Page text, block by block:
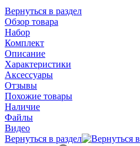
Вернуться в раздел
Обзор товара
Набор
Комплект
Описание
Характеристики
Аксессуары
Отзывы
Похожие товары
Наличие
Файлы
Видео
Вернуться в раздел